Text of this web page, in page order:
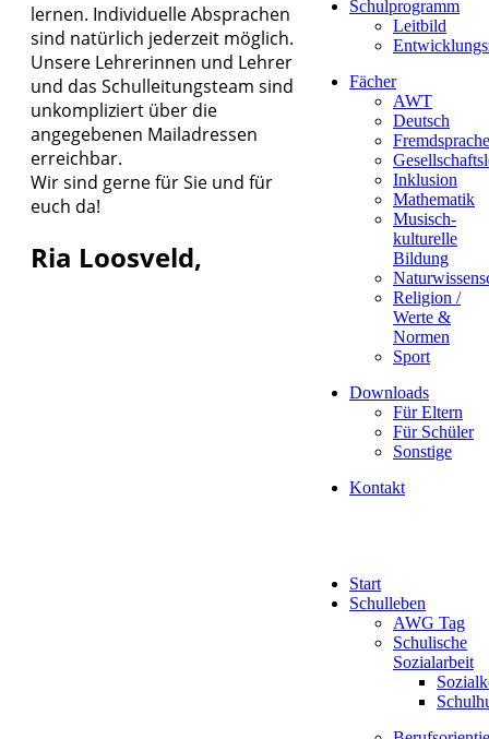
Schulprogramm
Leitbild
Fächer
AWT
Deutsch
Inklusion
Mathematik
Musisch-
kulturelle
Bildung
Religion /
Werte &
Normen
Sport
Downloads
Für Eltern
Für Schüler
Sonstige
Kontakt
Start
Schulleben
AWG Tag
Schulische
Sozialarbeit
lernen. Individuelle Absprachen
sind natürlich jederzeit möglich.
Unsere Lehrerinnen und Lehrer
und das Schulleitungsteam sind
unkompliziert über die
angegebenen Mailadressen
erreichbar.
Wir sind gerne für Sie und für
euch da!
Ria Loosveld,